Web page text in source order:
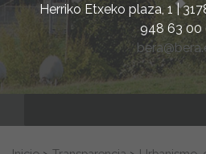
Herriko Etxeko plaza, 1 |
948 63 00
Buscar: